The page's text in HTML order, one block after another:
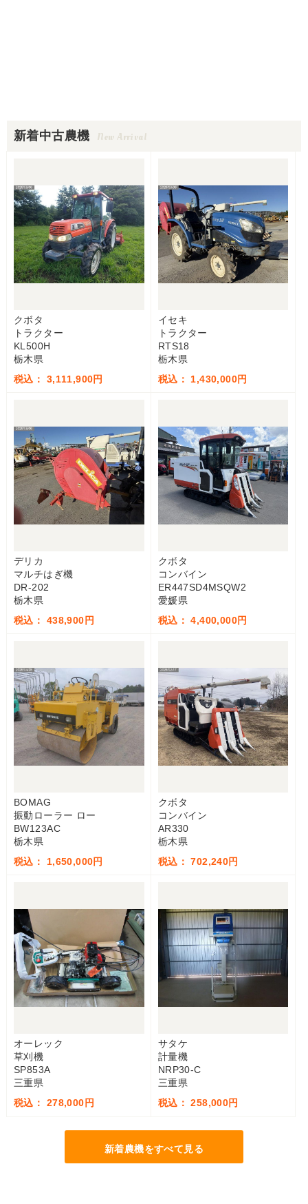
新着中古農機 New Arrival
クボタ
トラクター
KL500H
栃木県
税込： 3,111,900円
イセキ
トラクター
RTS18
栃木県
税込： 1,430,000円
デリカ
マルチはぎ機
DR-202
栃木県
税込： 438,900円
クボタ
コンバイン
ER447SD4MSQW2
愛媛県
税込： 4,400,000円
BOMAG
振動ローラー ロー
BW123AC
栃木県
税込： 1,650,000円
クボタ
コンバイン
AR330
栃木県
税込： 702,240円
オーレック
草刈機
SP853A
三重県
税込： 278,000円
サタケ
計量機
NRP30-C
三重県
税込： 258,000円
新着農機をすべて見る